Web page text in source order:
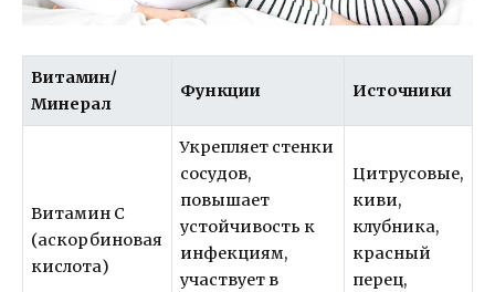
Витамин/
Минерал
Функции Источники
Витамин С
(аскорбиновая
кислота)
Укрепляет стенки
сосудов,
повышает
устойчивость к
инфекциям,
участвует в
Цитрусовые,
киви,
клубника,
красный
перец,